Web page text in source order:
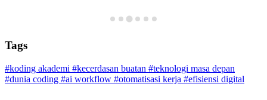
Tags
#koding akademi #kecerdasan buatan #teknologi masa depan
#dunia coding #ai workflow #otomatisasi kerja #efisiensi digital